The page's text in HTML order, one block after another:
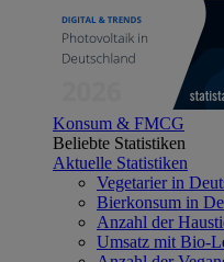
Konsum & FMCG
Beliebte Statistiken
Aktuelle Statistiken
Vegetarier in
Bierkonsum in
Anzahl der
Umsatz mit Bio-